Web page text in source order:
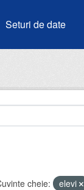
Seturi de date
cheie: elevi